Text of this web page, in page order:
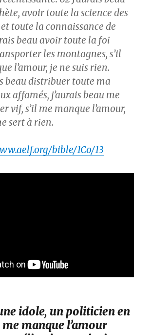
avoir toute la science des
toute la connaissance de
beau avoir toute la foi
les montagnes, s’il
l’amour, je ne suis rien.
beau distribuer toute ma
affamés, j’aurais beau me
vif, s’il me manque l’amour,
sert à rien.
bible/1Co/13
idole, un politicien en
me manque l’amour